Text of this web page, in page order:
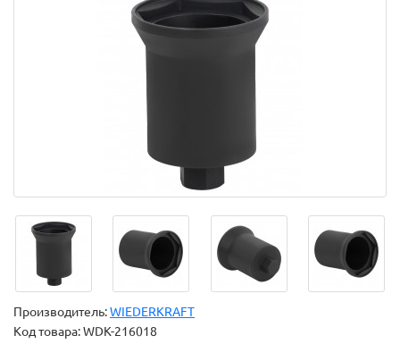
Производитель:WIEDERKRAFT
Код товара:WDK-216018